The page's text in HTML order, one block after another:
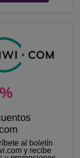
al boletín
y recibe